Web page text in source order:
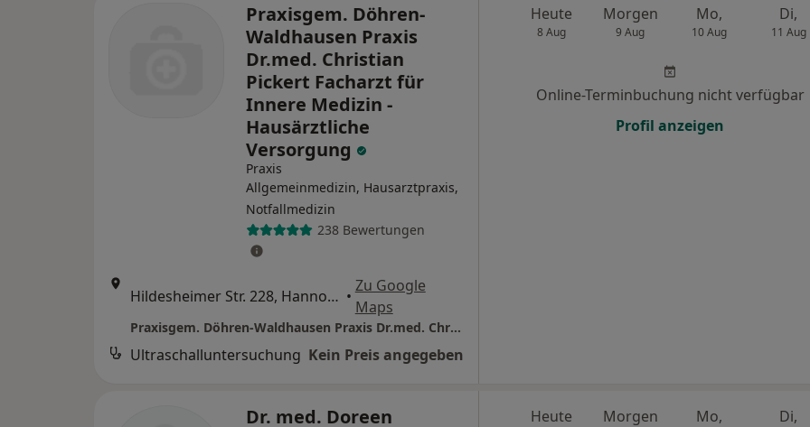
Praxisgem. Döhren-
Waldhausen Praxis
Dr.med. Christian
Pickert Facharzt für
Innere Medizin -
Hausärztliche
Versorgung
Praxis
Allgemeinmedizin, Hausarztpraxis,
Notfallmedizin
238 Bewertungen
Hildesheimer Str. 228, Hannover •
Zu Google
Maps
Praxisgem. Döhren-Waldhausen Praxis Dr.med. Christian Pickert Facharzt für Innere Medizin - Hausärztliche Versorgung
Ultraschalluntersuchung Kein Preis angegeben
Heute
8 Aug
Morgen
9 Aug
Mo,
10 Aug
Di,
11 Aug
Online-Terminbuchung nicht verfügbar
Profil anzeigen
Dr. med. Doreen
Heute Morgen Mo, Di,